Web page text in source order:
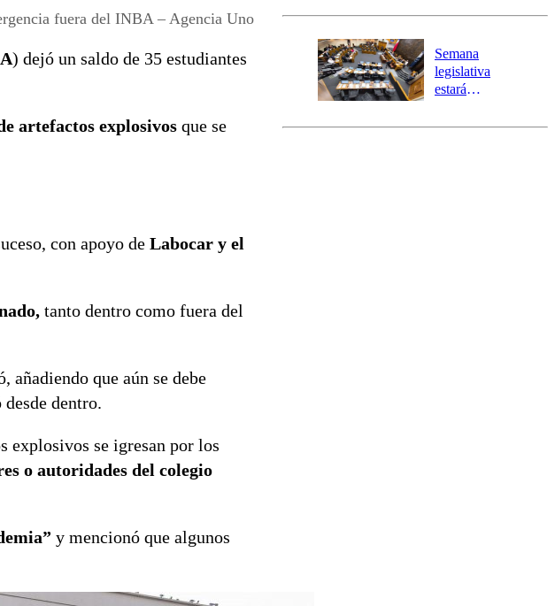
fuera del INBA – Agencia Uno
) dejó un saldo de 35 estudiantes
artefactos explosivos que se
con apoyo de Labocar y el
tanto dentro como fuera del
añadiendo que aún se debe
dentro.
explosivos se igresan por los
o autoridades del colegio
y mencionó que algunos
activa Alerta
Preventiva en
tres comunas
Semana
legislativa
estará
el fin de la